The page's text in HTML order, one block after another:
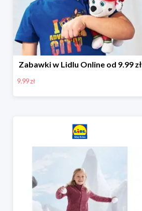
Zabawki w Lidlu Online od 9.99 zł
9.99 zł